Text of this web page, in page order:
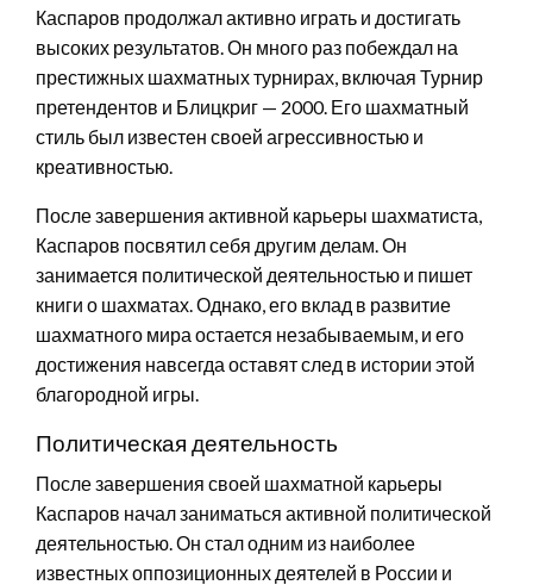
Каспаров продолжал активно играть и достигать
высоких результатов. Он много раз побеждал на
престижных шахматных турнирах, включая Турнир
претендентов и Блицкриг — 2000. Его шахматный
стиль был известен своей агрессивностью и
креативностью.
После завершения активной карьеры шахматиста,
Каспаров посвятил себя другим делам. Он
занимается политической деятельностью и пишет
книги о шахматах. Однако, его вклад в развитие
шахматного мира остается незабываемым, и его
достижения навсегда оставят след в истории этой
благородной игры.
Политическая деятельность
После завершения своей шахматной карьеры
Каспаров начал заниматься активной политической
деятельностью. Он стал одним из наиболее
известных оппозиционных деятелей в России и